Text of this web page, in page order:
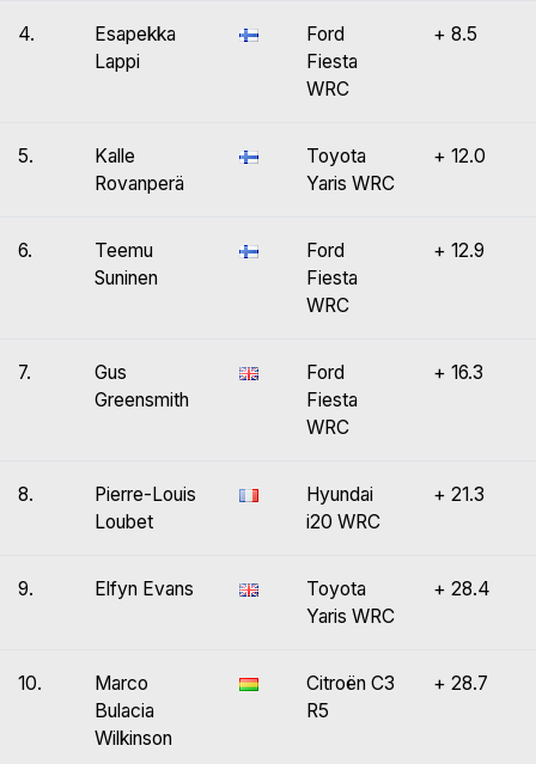
4.
Esapekka
Lappi
Ford
Fiesta
WRC
+ 8.5
5.
Kalle
Rovanperä
Toyota
Yaris WRC
+ 12.0
6.
Teemu
Suninen
Ford
Fiesta
WRC
+ 12.9
7.
Gus
Greensmith
Ford
Fiesta
WRC
+ 16.3
8.
Pierre-Louis
Loubet
Hyundai
i20 WRC
+ 21.3
9. Elfyn Evans
Toyota
Yaris WRC
+ 28.4
10.
Marco
Bulacia
Wilkinson
Citroën C3
R5
+ 28.7